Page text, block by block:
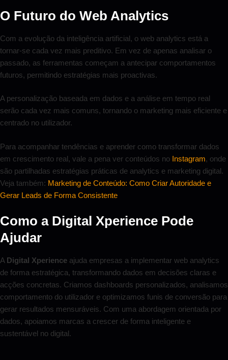
O Futuro do Web Analytics
Com a evolução da inteligência artificial, o web analytics está a
tornar-se cada vez mais preditivo. Em vez de apenas analisar o
passado, as ferramentas começam a antecipar comportamentos
futuros, permitindo estratégias mais proactivas.
A personalização baseada em dados e a análise em tempo real
serão cada vez mais comuns, tornando o marketing mais eficiente e
centrado no utilizador.
Para acompanhar tendências e aprender como transformar dados
em crescimento real, vale a pena ver conteúdos no Instagram, onde
são partilhadas estratégias práticas de analytics e marketing digital.
Veja também: Marketing de Conteúdo: Como Criar Autoridade e
Gerar Leads de Forma Consistente
Como a Digital Xperience Pode
Ajudar
A Digital Xperience ajuda empresas a implementar web analytics
de forma estratégica, transformando dados em decisões claras e
acções concretas. Criamos dashboards personalizados, analisamos
comportamento do utilizador e optimizamos funis de conversão para
gerar resultados mensuráveis. Com uma abordagem orientada por
dados, apoiamos marcas a crescer de forma inteligente e
sustentável no digital.